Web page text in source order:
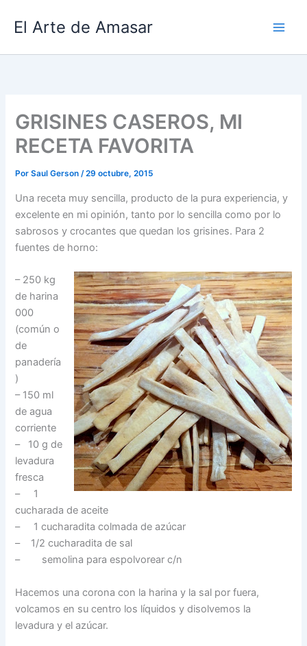
El Arte de Amasar
GRISINES CASEROS, MI
RECETA FAVORITA
PorSaul Gerson/29 octubre, 2015
Una receta muy sencilla, producto de la pura experiencia, y
excelente en mi opinión, tanto por lo sencilla como por lo
sabrosos y crocantes que quedan los grisines. Para 2
fuentes de horno:
– 250 kg
de harina
000
(común o
de
panadería
)
– 150 ml
de agua
corriente
– 10 g de
levadura
fresca
– 1
cucharada de aceite
– 1 cucharadita colmada de azúcar
– 1/2 cucharadita de sal
– semolina para espolvorear c/n
Hacemos una corona con la harina y la sal por fuera,
volcamos en su centro los líquidos y disolvemos la
levadura y el azúcar.